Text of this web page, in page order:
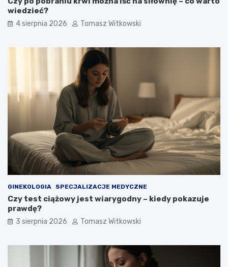
wiedzieć?
4 sierpnia 2026 Tomasz Witkowski
GINEKOLOGIA SPECJALIZACJE MEDYCZNE
Czy test ciążowy jest wiarygodny – kiedy pokazuje
prawdę?
3 sierpnia 2026 Tomasz Witkowski